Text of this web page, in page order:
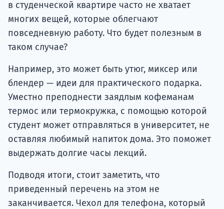
в студенческой квартире часто не хватает
многих вещей, которые облегчают
повседневную работу. Что будет полезным в
таком случае?
Например, это может быть утюг, миксер или
блендер — идеи для практического подарка.
Уместно преподнести заядлым кофеманам
термос или термокружка, с помощью которой
студент может отправляться в университет, не
оставляя любимый напиток дома. Это поможет
выдержать долгие часы лекций.
Подводя итоги, стоит заметить, что
приведенный перечень на этом не
заканчивается. Чехол для телефона, который